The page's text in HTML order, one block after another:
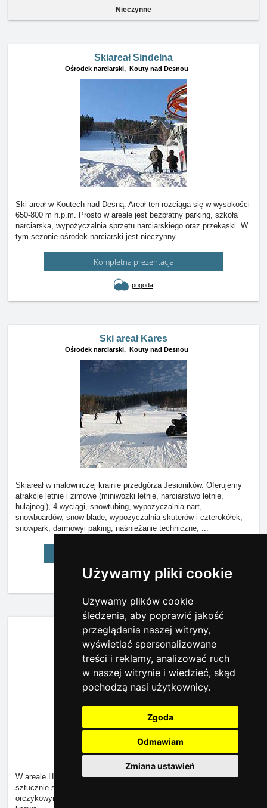
Używamy pliki cookie
Używamy plików cookie
śledzenia, aby poprawić jakość
przeglądania naszej witryny,
wyświetlać spersonalizowane
treści i reklamy, analizować ruch
w naszej witrynie i wiedzieć, skąd
pochodzą nasi użytkownicy.
Zgoda
Odmawiam
Zmiana ustawień
Nieczynne
Skiareał Sindelna
Ośrodek narciarski, Kouty nad Desnou
Ski areał w Koutech nad Desną. Areał ten rozciąga się w wysokości
650-800 m n.p.m. Prosto w areale jest bezpłatny parking, szkoła
narciarska, wypożyczalnia sprzętu narciarskiego oraz przekąski. W
tym sezonie ośrodek narciarski jest nieczynny.
Kompletna prezentacja
pogoda
Ski areał Kares
Ośrodek narciarski, Kouty nad Desnou
Skiareał w malowniczej krainie przedgórza Jesioników. Oferujemy
atrakcje letnie i zimowe (miniwózki letnie, narciarstwo letnie,
hulajnogi), 4 wyciągi, snowtubing, wypożyczalnia nart,
snowboardów, snow blade, wypożyczalnia skuterów i czterokółek,
snowpark, darmowyi paking, naśnieżanie techniczne, ...
kamera pogoda
Heipark Tosovice
Ośrodek narciarski, Tošovice
W areale Heipark, znajduje się ogólnopaństwowy rarytas, trzy
sztucznie stworzone trasy narciarskie z własnymi wyciągami
orczykowymi, snowparki, dwie trasy dziecięce z własną koleją